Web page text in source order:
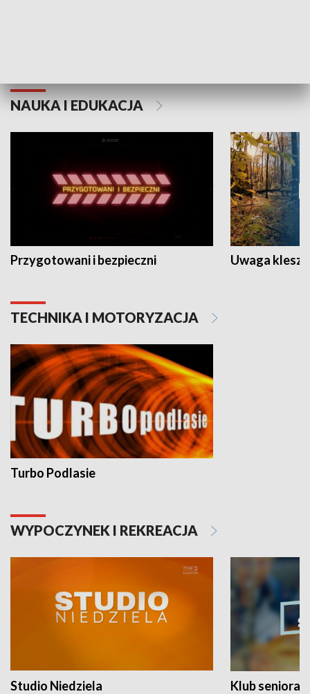
NAUKA I EDUKACJA
Przygotowani i bezpieczni Uwaga
TECHNIKA I MOTORYZACJA
Turbo Podlasie
WYPOCZYNEK I REKREACJA
Studio Niedziela Klub seniora